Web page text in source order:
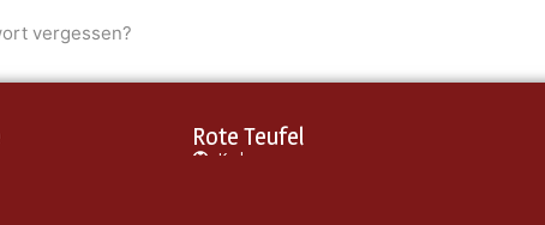
vergessen?
Rote Teufel
Kader